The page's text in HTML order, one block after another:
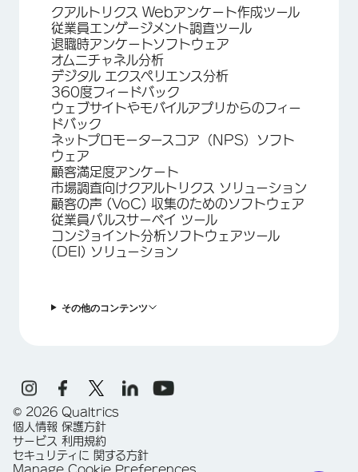
クアルトリクス Webアンケート作成ツール
従業員エンゲージメント調査ツール
退職時アンケートソフトウェア
オムニチャネル分析
デジタル エクスペリエンス分析
360度フィードバック
ウェブサイトやモバイルアプリからのフィー
ドバック
ネットプロモータースコア（NPS）ソフト
ウェア
顧客満足度アンケート
市場調査向けクアルトリクス ソリューション
顧客の声 (VoC) 収集のためのソフトウェア
従業員パルスサーベイ ツール
コンジョイント分析ソフトウェアツール
(DEI) ソリューション
その他のコンテンツ
© 2026 Qualtrics
個人情報 保護方針
サービス 利用規約
セキュリティに 関する方針
Manage Cookie Preferences